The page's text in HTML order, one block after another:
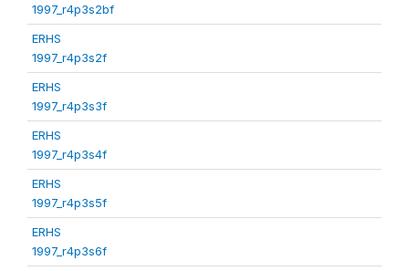
1997_r4p3s2bf
ERHS
1997_r4p3s2f
ERHS
1997_r4p3s3f
ERHS
1997_r4p3s4f
ERHS
1997_r4p3s5f
ERHS
1997_r4p3s6f